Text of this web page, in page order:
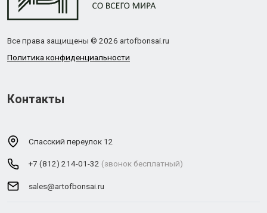
Все права защищены © 2026 artofbonsai.ru
Политика конфиденциальности
Контакты
Спасский переулок 12
+7 (812) 214-01-32 (звонок бесплатный)
sales@artofbonsai.ru